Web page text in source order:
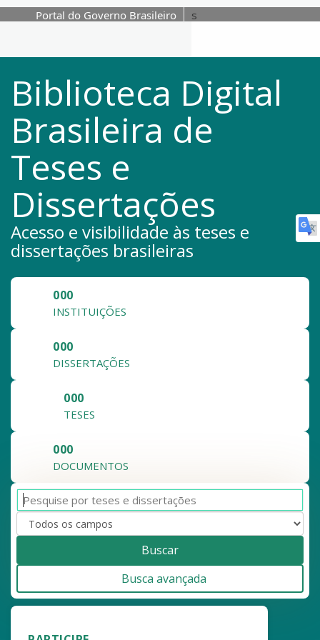
Portal do Governo Brasileiro
s
Biblioteca Digital
Brasileira de
Teses e
Dissertações
Acesso e visibilidade às teses e
dissertações brasileiras
000
INSTITUIÇÕES
000
DISSERTAÇÕES
000
TESES
000
DOCUMENTOS
Buscar
Busca avançada